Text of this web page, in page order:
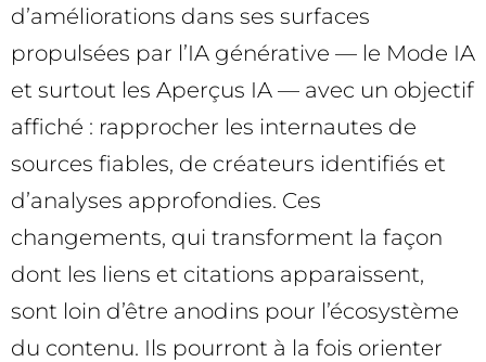
d’améliorations dans ses surfaces
propulsées par l’IA générative — le Mode IA
et surtout les Aperçus IA — avec un objectif
affiché : rapprocher les internautes de
sources fiables, de créateurs identifiés et
d’analyses approfondies. Ces
changements, qui transforment la façon
dont les liens et citations apparaissent,
sont loin d’être anodins pour l’écosystème
du contenu. Ils pourront à la fois orienter